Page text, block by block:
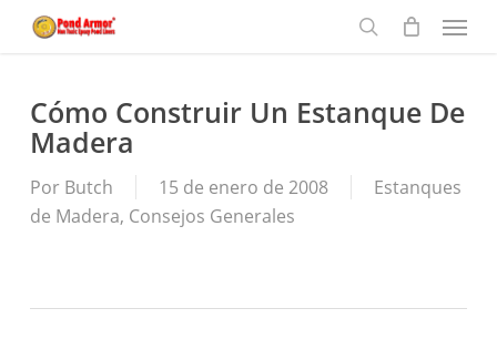
content
Menu
Cómo Construir Un Estanque De
Madera
Por Butch 15 de enero de 2008
Estanques
de Madera, Consejos Generales